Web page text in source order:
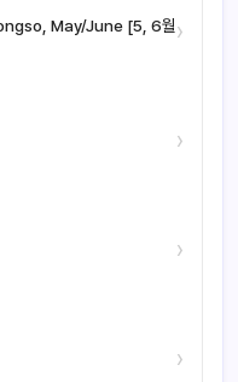
May/June [5, 6월›
›
›
›